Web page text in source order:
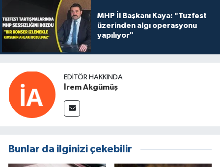
MHP İl Başkanı Kaya: "Tuzfest
üzerinden algı operasyonu
yapılıyor"
EDITÖR HAKKINDA
İrem Akgümüş
Bunlar da ilginizi çekebilir